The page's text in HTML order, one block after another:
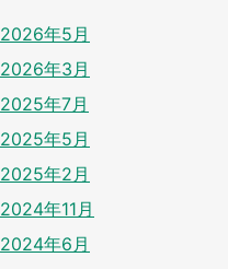
2026年5月
2026年3月
2025年7月
2025年5月
2025年2月
2024年11月
2024年6月